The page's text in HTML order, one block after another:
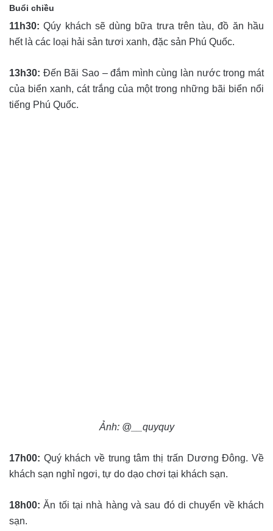
Buổi chiều
11h30: Qúy khách sẽ dùng bữa trưa trên tàu, đồ ăn hầu
hết là các loại hải sản tươi xanh, đặc sản Phú Quốc.
13h30: Đến Bãi Sao – đắm mình cùng làn nước trong mát
của biển xanh, cát trắng của một trong những bãi biển nổi
tiếng Phú Quốc.
Ảnh: @__quyquy
17h00: Quý khách về trung tâm thị trấn Dương Đông. Về
khách sạn nghỉ ngơi, tự do dạo chơi tại khách sạn.
18h00: Ăn tối tại nhà hàng và sau đó di chuyển về khách
sạn.